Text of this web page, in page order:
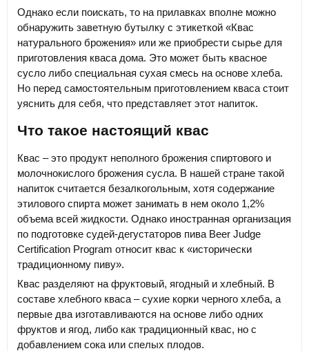
Однако если поискать, то на прилавках вполне можно
обнаружить заветную бутылку с этикеткой «Квас
натурального брожения» или же приобрести сырье для
приготовления кваса дома. Это может быть квасное
сусло либо специальная сухая смесь на основе хлеба.
Но перед самостоятельным приготовлением кваса стоит
уяснить для себя, что представляет этот напиток.
Что такое настоящий квас
Квас – это продукт неполного брожения спиртового и
молочнокислого брожения сусла. В нашей стране такой
напиток считается безалкогольным, хотя содержание
этилового спирта может занимать в нем около 1,2%
объема всей жидкости. Однако иностранная организация
по подготовке судей-дегустаторов пива Beer Judge
Certification Program относит квас к «исторически
традиционному пиву».
Квас разделяют на фруктовый, ягодный и хлебный. В
составе хлебного кваса – сухие корки черного хлеба, а
первые два изготавливаются на основе либо одних
фруктов и ягод, либо как традиционный квас, но с
добавлением сока или спелых плодов.